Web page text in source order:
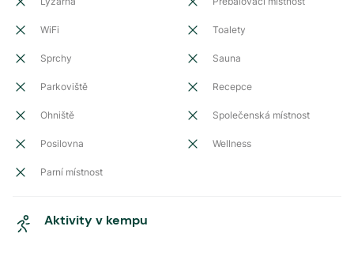
WiFi Toalety
Sprchy Sauna
Parkoviště Recepce
Ohniště Společenská místnost
Posilovna Wellness
Parní místnost
Aktivity v kempu